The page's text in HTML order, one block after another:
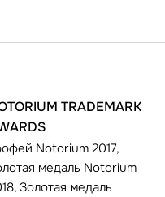
TRADEMARK
Notorium 2017,
медаль Notorium
Золотая медаль